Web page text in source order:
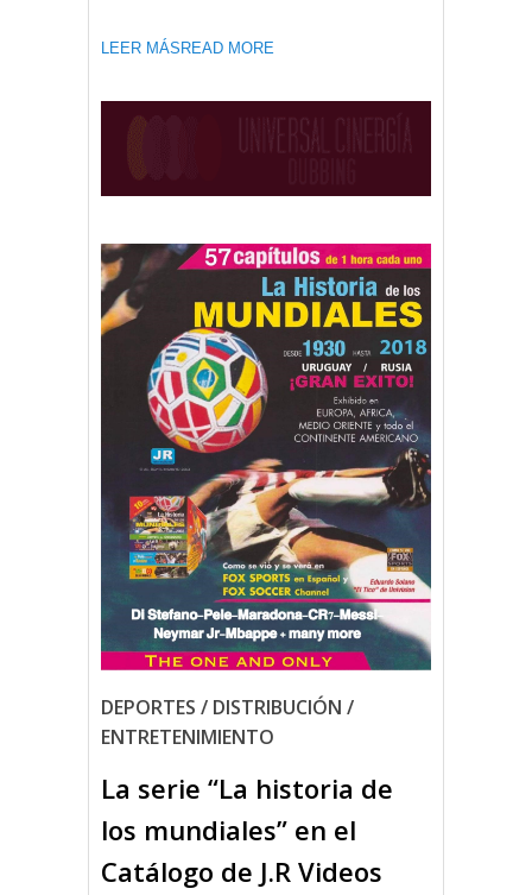
LEER MÁSREAD MORE
DEPORTES / DISTRIBUCIÓN /
ENTRETENIMIENTO
La serie “La historia de
los mundiales” en el
Catálogo de J.R Videos